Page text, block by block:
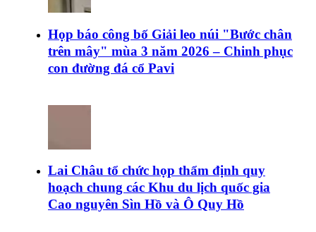
Họp báo công bố Giải leo núi "Bước chân
trên mây" mùa 3 năm 2026 – Chinh phục
con đường đá cổ Pavi
Lai Châu tổ chức họp thẩm định quy
hoạch chung các Khu du lịch quốc gia
Cao nguyên Sìn Hồ và Ô Quy Hồ